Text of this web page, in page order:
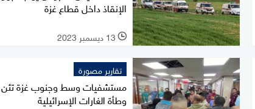
الإنقاذ داخل قطاع غزة
l 13 ديسمبر 2023
تقارير مصورة
مستشفيات وسط وجنوب غزة
وطأة الغارات الإسرائيلية